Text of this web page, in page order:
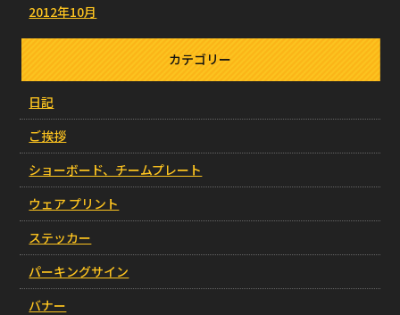
2012年10月
カテゴリー
日記
ご挨拶
ショーボード、チームプレート
ウェア プリント
ステッカー
パーキングサイン
バナー